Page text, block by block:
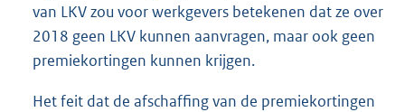
van LKV zou voor werkgevers betekenen dat ze over
2018 geen LKV kunnen aanvragen, maar ook geen
premiekortingen kunnen krijgen.
Het feit dat de afschaffing van de premiekortingen